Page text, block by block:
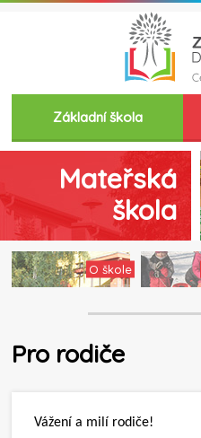
Základní škola
Mateřská
škola
O škole
Pro rodiče
Vážení a milí rodiče!